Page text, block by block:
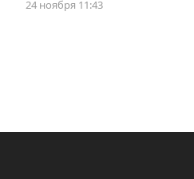
24 ноября 11:43